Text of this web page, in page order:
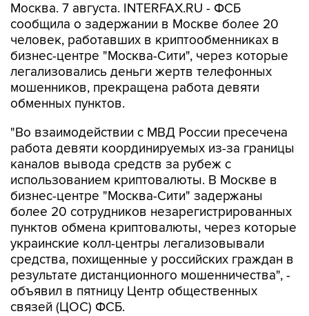
Москва. 7 августа. INTERFAX.RU - ФСБ
сообщила о задержании в Москве более 20
человек, работавших в криптообменниках в
бизнес-центре "Москва-Сити", через которые
легализовались деньги жертв телефонных
мошенников, прекращена работа девяти
обменных пунктов.
"Во взаимодействии с МВД России пресечена
работа девяти координируемых из-за границы
каналов вывода средств за рубеж с
использованием криптовалюты. В Москве в
бизнес-центре "Москва-Сити" задержаны
более 20 сотрудников незарегистрированных
пунктов обмена криптовалюты, через которые
украинские колл-центры легализовывали
средства, похищенные у российских граждан в
результате дистанционного мошенничества", -
объявил в пятницу Центр общественных
связей (ЦОС) ФСБ.